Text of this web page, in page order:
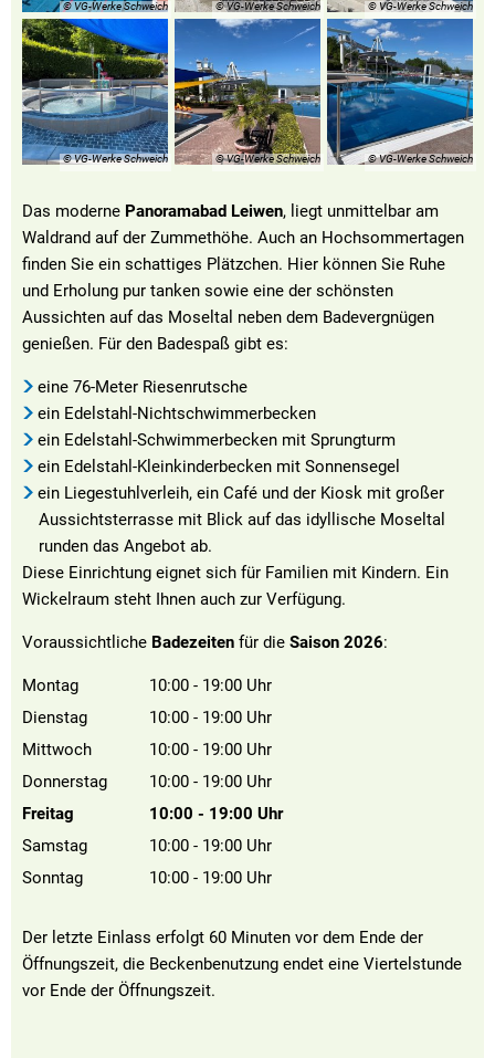
© VG-Werke Schweich © VG-Werke Schweich © VG-Werke Schweich
© VG-Werke Schweich © VG-Werke Schweich © VG-Werke Schweich
Das moderne Panoramabad Leiwen, liegt unmittelbar am
Waldrand auf der Zummethöhe. Auch an Hochsommertagen
finden Sie ein schattiges Plätzchen. Hier können Sie Ruhe
und Erholung pur tanken sowie eine der schönsten
Aussichten auf das Moseltal neben dem Badevergnügen
genießen. Für den Badespaß gibt es:
eine 76-Meter Riesenrutsche
ein Edelstahl-Nichtschwimmerbecken
ein Edelstahl-Schwimmerbecken mit Sprungturm
ein Edelstahl-Kleinkinderbecken mit Sonnensegel
ein Liegestuhlverleih, ein Café und der Kiosk mit großer
Aussichtsterrasse mit Blick auf das idyllische Moseltal
runden das Angebot ab.
Diese Einrichtung eignet sich für Familien mit Kindern. Ein
Wickelraum steht Ihnen auch zur Verfügung.
Voraussichtliche Badezeiten für die Saison 2026:
Montag 10:00 - 19:00 Uhr
Von 10:00 bis 19:00 Uhr
Dienstag 10:00 - 19:00 Uhr
Von 10:00 bis 19:00 Uhr
Mittwoch 10:00 - 19:00 Uhr
Von 10:00 bis 19:00 Uhr
Donnerstag 10:00 - 19:00 Uhr
Von 10:00 bis 19:00 Uhr
Freitag 10:00 - 19:00 Uhr
Von 10:00 bis 19:00 Uhr
Samstag 10:00 - 19:00 Uhr
Von 10:00 bis 19:00 Uhr
Sonntag 10:00 - 19:00 Uhr
Der letzte Einlass erfolgt 60 Minuten vor dem Ende der
Öffnungszeit, die Beckenbenutzung endet eine Viertelstunde
vor Ende der Öffnungszeit.